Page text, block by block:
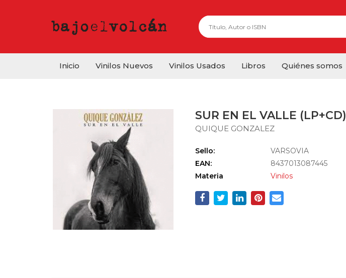
Inicio Vinilos Nuevos Vinilos Usados Libros Quiénes somos
SUR EN EL VALLE (LP+CD)
QUIQUE GONZALEZ
Sello:
VARSOVIA
EAN:
8437013087445
Materia
Vinilos